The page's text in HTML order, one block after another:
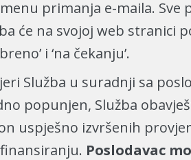
primanja e-maila. Sve
će na svojoj web stranici
i ‘na čekanju’.
Služba u suradnji sa
popunjen, Služba
uspješno izvršenih
Poslodavac